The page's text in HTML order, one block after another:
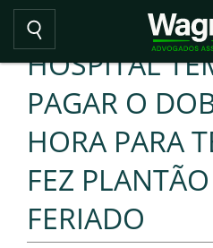
HOSPITAL
PAGAR O
HORA PARA
FEZ
FERIADO